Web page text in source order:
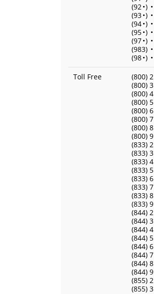
(92•) •
(93•) •
(94•) •
(95•) •
(97•) •
(983) •
(98•) •
Toll Free
(800) 2
(800) 3
(800) 4
(800) 5
(800) 6
(800) 7
(800) 8
(800) 9
(833) 2
(833) 3
(833) 4
(833) 5
(833) 6
(833) 7
(833) 8
(833) 9
(844) 2
(844) 3
(844) 4
(844) 5
(844) 6
(844) 7
(844) 8
(844) 9
(855) 2
(855) 3